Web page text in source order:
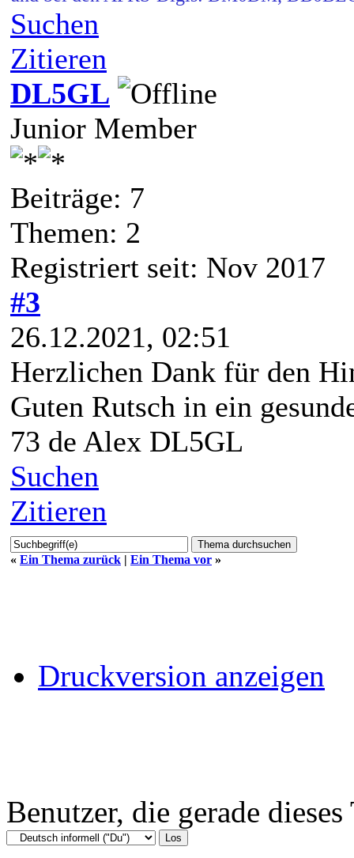
Suchen
Zitieren
DL5GL
Junior Member
Beiträge: 7
Themen: 2
Registriert seit: Nov 2017
#3
26.12.2021, 02:51
Herzlichen Dank für den
Guten Rutsch in ein
73 de Alex DL5GL
Suchen
Zitieren
« Ein Thema zurück | Ein Thema vor »
Druckversion anzeigen
Benutzer, die gerade